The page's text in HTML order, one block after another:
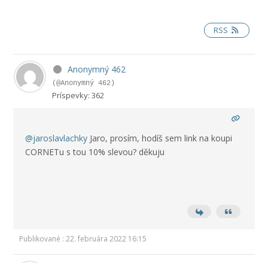
RSS
Anonymný 462
(@Anonymný 462)
Príspevky: 362
@jaroslavlachky Jaro, prosím, hodíš sem link na koupi
CORNETu s tou 10% slevou? děkuju
Publikované : 22. februára 2022 16:15